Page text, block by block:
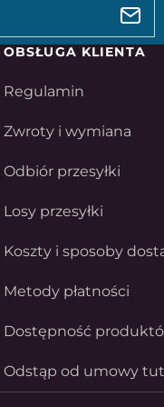
OBSŁUGA KLIENTA
Regulamin
Zwroty i wymiana
Odbiór przesyłki
Losy przesyłki
Koszty i sposoby
Metody płatności
Dostępność
Odstąp od umowy